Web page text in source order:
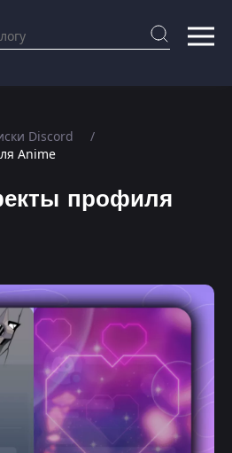
Discord
Anime
профиля